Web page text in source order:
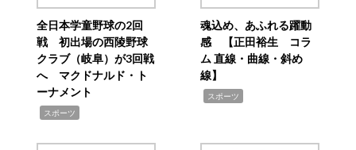
全日本学童野球の2回
戦 初出場の西陵野球
クラブ（岐阜）が3回戦
へ マクドナルド・ト
ーナメント
スポーツ
魂込め、あふれる躍動
感 【正田裕生 コラ
ム 直線・曲線・斜め
線】
スポーツ